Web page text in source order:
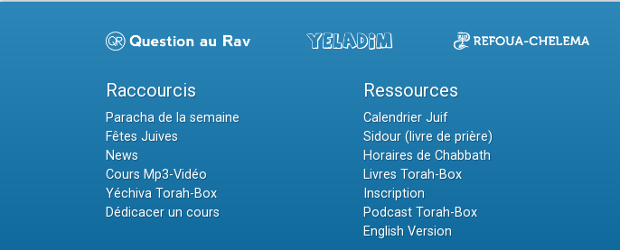
Raccourcis
Paracha de la semaine
Fêtes Juives
News
Cours Mp3-Vidéo
Yéchiva Torah-Box
Dédicacer un cours
Ressources
Calendrier Juif
Sidour (livre de prière)
Horaires de Chabbath
Livres Torah-Box
Inscription
Podcast Torah-Box
English Version